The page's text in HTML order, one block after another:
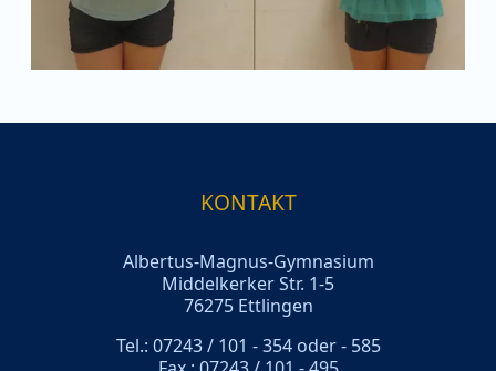
KONTAKT
Albertus-Magnus-Gymnasium
Middelkerker Str. 1-5
76275 Ettlingen
Tel.: 07243 / 101 - 354 oder - 585